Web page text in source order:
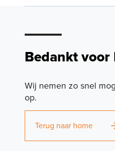
Bedankt
Wij nemen zo snel
op.
Terug naar home